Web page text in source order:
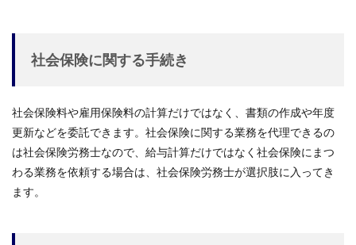
社会保険に関する手続き
社会保険料や雇用保険料の計算だけではなく、書類の作成や年度
更新などを委託できます。社会保険に関する業務を代理できるの
は社会保険労務士なので、給与計算だけではなく社会保険にまつ
わる業務を依頼する場合は、社会保険労務士が選択肢に入ってき
ます。